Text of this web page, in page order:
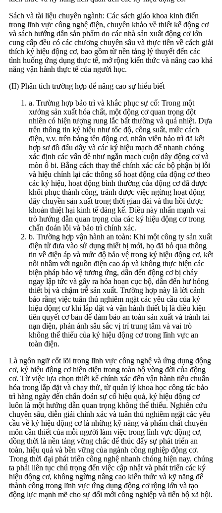
Sách và tài liệu chuyên ngành: Các sách giáo khoa kinh điển
trong lĩnh vực công nghệ điện, chuyên khảo về thiết kế động cơ
và sách hướng dẫn sản phẩm do các nhà sản xuất động cơ lớn
cung cấp đều có các chương chuyên sâu và thực tiễn về cách giải
thích ký hiệu động cơ, bao gồm từ nền tảng lý thuyết đến các
tình huống ứng dụng thực tế, mở rộng kiến ​​thức và nâng cao khả
năng vận hành thực tế của người học.
(II) Phân tích trường hợp để nâng cao sự hiểu biết
a. Trường hợp bảo trì và khắc phục sự cố: Trong một
xưởng sản xuất hóa chất, một động cơ quan trọng đột
nhiên có hiện tượng rung lắc bất thường và quá nhiệt. Dựa
trên thông tin ký hiệu như tốc độ, công suất, mức cách
điện, v.v. trên bảng tên động cơ, nhân viên bảo trì đã kết
hợp sơ đồ đấu dây và các ký hiệu mạch để nhanh chóng
xác định các vấn đề như ngắn mạch cuộn dây động cơ và
mòn ổ bi. Bằng cách thay thế chính xác các bộ phận bị lỗi
và hiệu chỉnh lại các thông số hoạt động của động cơ theo
các ký hiệu, hoạt động bình thường của động cơ đã được
khôi phục thành công, tránh được việc ngừng hoạt động
dây chuyền sản xuất trong thời gian dài và thu hồi được
khoản thiệt hại kinh tế đáng kể. Điều này nhấn mạnh vai
trò hướng dẫn quan trọng của các ký hiệu động cơ trong
chẩn đoán lỗi và bảo trì chính xác.
b. Trường hợp vận hành an toàn: Khi một công ty sản xuất
điện tử đưa vào sử dụng thiết bị mới, họ đã bỏ qua thông
tin về điện áp và mức độ bảo vệ trong ký hiệu động cơ, kết
nối nhầm với nguồn điện cao áp và không thực hiện các
biện pháp bảo vệ tương ứng, dẫn đến động cơ bị cháy
ngay lập tức và gây ra hỏa hoạn cục bộ, dẫn đến hư hỏng
thiết bị và chậm trễ sản xuất. Trường hợp này là lời cảnh
báo rằng việc tuân thủ nghiêm ngặt các yêu cầu của ký
hiệu động cơ khi lắp đặt và vận hành thiết bị là điều kiện
tiên quyết cơ bản để đảm bảo an toàn sản xuất và tránh tai
nạn điện, phản ánh sâu sắc vị trí trung tâm và vai trò
không thể thiếu của ký hiệu động cơ trong lĩnh vực an
toàn điện.
Là ngôn ngữ cốt lõi trong lĩnh vực công nghệ và ứng dụng động
cơ, ký hiệu động cơ hiện diện trong toàn bộ vòng đời của động
cơ. Từ việc lựa chọn thiết kế chính xác đến vận hành tiêu chuẩn
hóa trong lắp đặt và chạy thử, từ quản lý khoa học công tác bảo
trì hàng ngày đến chẩn đoán sự cố hiệu quả, ký hiệu động cơ
luôn là một hướng dẫn quan trọng không thể thiếu. Nghiên cứu
chuyên sâu, diễn giải chính xác và tuân thủ nghiêm ngặt các yêu
cầu về ký hiệu động cơ là những kỹ năng và phẩm chất chuyên
môn cần thiết của mỗi người làm việc trong lĩnh vực động cơ,
đồng thời là nền tảng vững chắc để thúc đẩy sự phát triển an
toàn, hiệu quả và bền vững của ngành công nghiệp động cơ.
Trong thời đại phát triển công nghệ nhanh chóng hiện nay, chúng
ta phải liên tục chú trọng đến việc cập nhật và phát triển các ký
hiệu động cơ, không ngừng nâng cao kiến ​​thức và kỹ năng để
thành công trong lĩnh vực ứng dụng động cơ rộng lớn và tạo
động lực mạnh mẽ cho sự đổi mới công nghiệp và tiến bộ xã hội.